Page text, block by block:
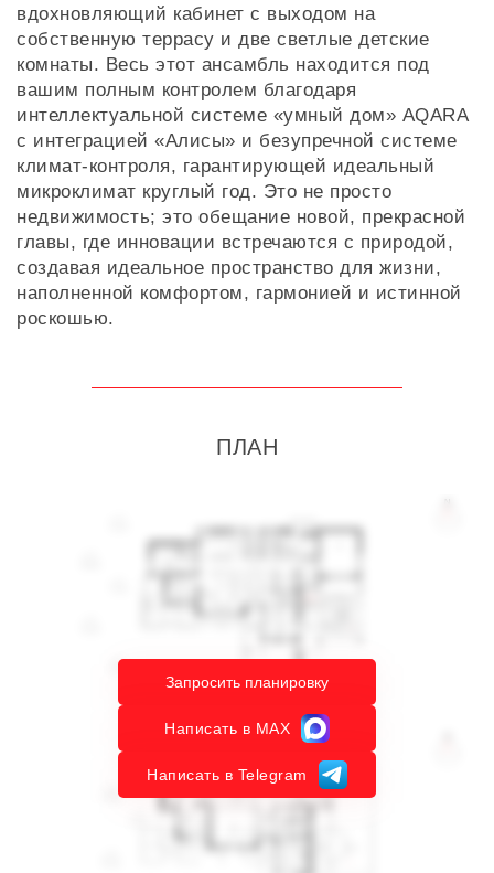
вдохновляющий кабинет с выходом на
собственную террасу и две светлые детские
комнаты. Весь этот ансамбль находится под
вашим полным контролем благодаря
интеллектуальной системе «умный дом» AQARA
с интеграцией «Алисы» и безупречной системе
климат-контроля, гарантирующей идеальный
микроклимат круглый год. Это не просто
недвижимость; это обещание новой, прекрасной
главы, где инновации встречаются с природой,
создавая идеальное пространство для жизни,
наполненной комфортом, гармонией и истинной
роскошью.
ПЛАН
Запросить планировку
Написать в MAX
Написать в Telegram